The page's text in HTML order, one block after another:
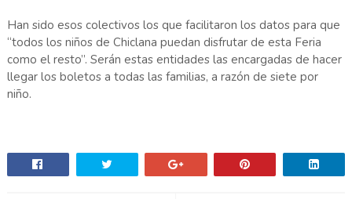
Han sido esos colectivos los que facilitaron los datos para que
“todos los niños de Chiclana puedan disfrutar de esta Feria
como el resto”. Serán estas entidades las encargadas de hacer
llegar los boletos a todas las familias, a razón de siete por
niño.